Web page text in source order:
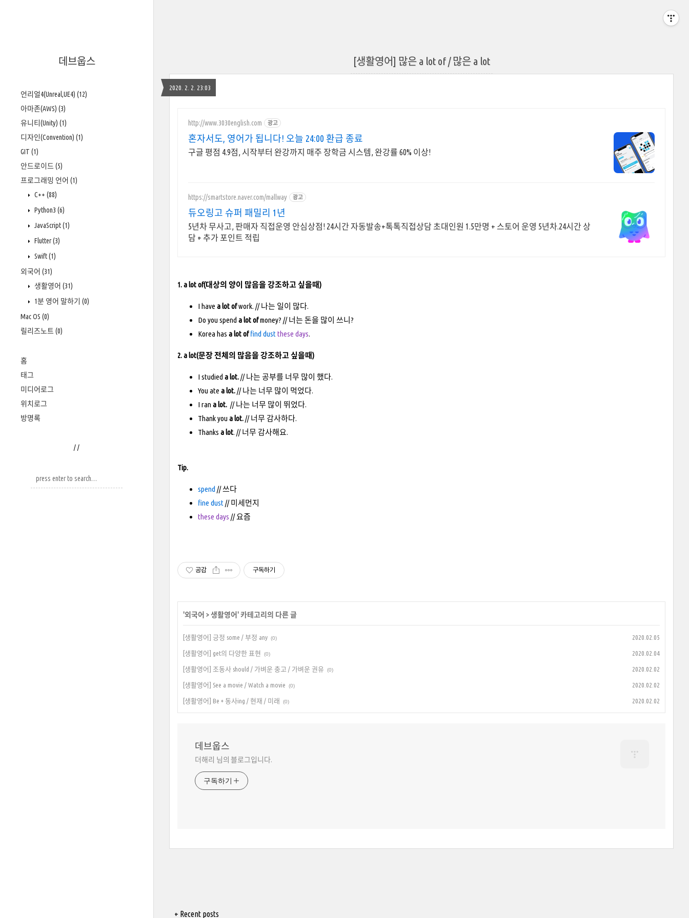
데브웁스
언리얼4(Unreal,UE4) (12)
아마존(AWS) (3)
유니티(Unity) (1)
디자인(Convention) (1)
GIT (1)
안드로이드 (5)
프로그래밍 언어 (1)
C++ (88)
Python3 (6)
JavaScript(1)
Flutter(3)
Swift(1)
외국어 (31)
생활영어 (31)
1분 영어 말하기 (0)
Mac OS (0)
릴리즈노트 (0)
홈
태그
미디어로그
위치로그
방명록
/ /
[생활영어] 많은 a lot of / 많은 a lot
2020. 2. 2. 23:03
http://www.3030english.com 광고
혼자서도, 영어가 됩니다! 오늘 24:00 환급 종료
구글 평점 4.9점, 시작부터 완강까지 매주 장학금 시스템, 완강률 60% 이상!
https://smartstore.naver.com/mallway 광고
듀오링고 슈퍼 패밀리 1년
5년차 무사고, 판매자 직접운영 안심상점! 24시간 자동발송+톡톡직접상담 초대인원 1.5만명 + 스토어 운영 5년차.24시간 상
담 + 추가 포인트 적립
1. a lot of(대상의 양이 많음을 강조하고 싶을때)
I have a lot ofwork. // 나는 일이 많다.
Do you spend a lot ofmoney? // 너는 돈을 많이 쓰니?
Korea has a lot of find dust these days.
2. a lot(문장 전체의 많음을 강조하고 싶을때)
I studied a lot.// 나는 공부를 너무 많이 했다.
You ate a lot.// 나는 너무 많이 먹었다.
I ran a lot. // 나는 너무 많이 뛰었다.
Thank you a lot.// 너무 감사하다.
Thanks a lot. // 너무 감사해요.
Tip.
spend // 쓰다
fine dust // 미세먼지
these days // 요즘
공감 구독하기
'외국어 >생활영어' 카테고리의 다른 글
[생활영어] 긍정 some / 부정 any (0) 2020.02.05
[생활영어] get의 다양한 표현 (0) 2020.02.04
[생활영어] 조동사 should / 가벼운 충고 / 가벼운 권유 (0) 2020.02.02
[생활영어] See a movie / Watch a movie (0) 2020.02.02
[생활영어] Be + 동사ing / 현재 / 미래 (0) 2020.02.02
데브웁스
더해리 님의 블로그입니다.
구독하기
+ Recent posts